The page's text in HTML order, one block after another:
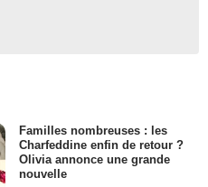
Familles nombreuses : les
Charfeddine enfin de retour ?
Olivia annonce une grande
nouvelle